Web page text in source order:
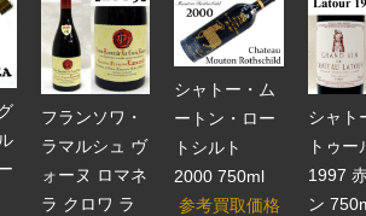
フランソワ・
ラマルシュ ヴ
ォーヌ ロマネ
ラ クロワ ラ
シャトー・ム
ートン・ロー
トシルト
2000 750ml
参考買取価格
シャト
トゥー
1997
ン